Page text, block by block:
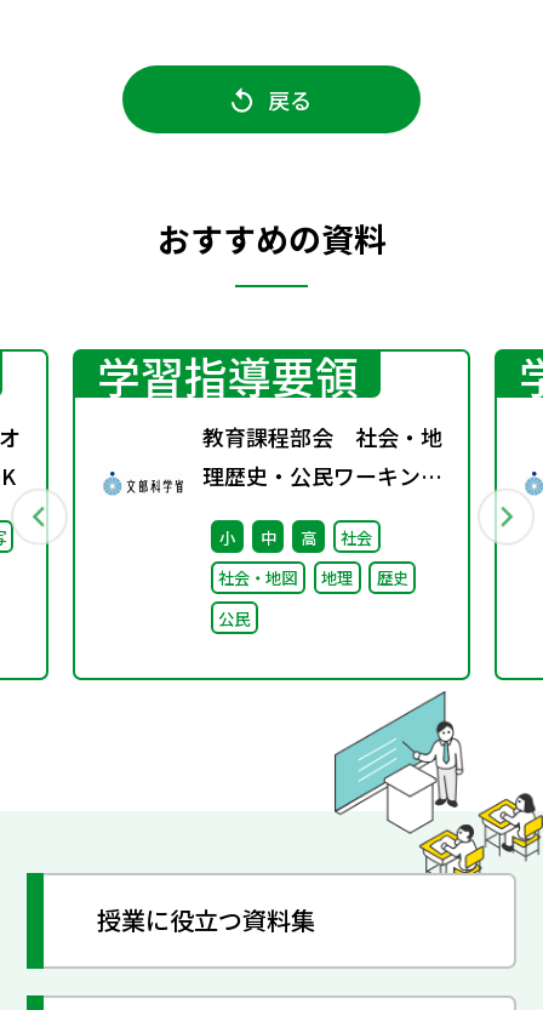
戻る
おすすめの資料
学習指導要領
教育課程部会 社会・地
理歴史・公民ワーキング
（第9回） 配付資料
小 中 高
社会
社会・地図
地理
歴史
公民
授業に役立つ資料集